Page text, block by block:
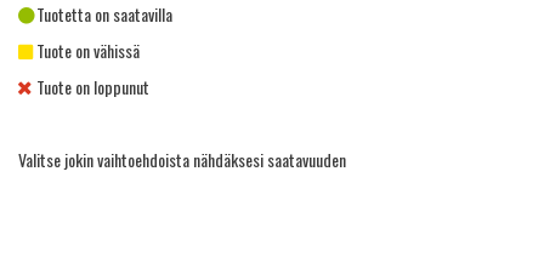
Tuotetta on saatavilla
Tuote on vähissä
Tuote on loppunut
Valitse jokin vaihtoehdoista nähdäksesi saatavuuden